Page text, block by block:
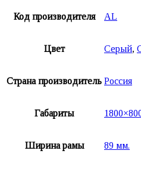
Код производителя AL
Цвет Серый,
Страна производитель Россия
Габариты
Ширина рамы 89 мм.